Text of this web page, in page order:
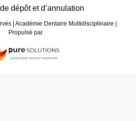
dépôt et d’annulation
| Académie Dentaire Multidisciplinaire |
Propulsé par